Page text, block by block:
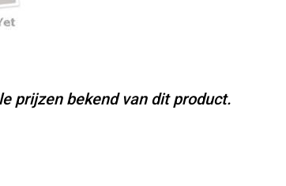
prijzen bekend van dit product.